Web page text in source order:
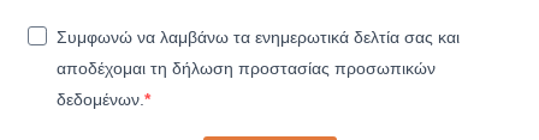
Συμφωνώ να λαμβάνω τα ενημερωτικά δελτία σας και
αποδέχομαι τη δήλωση προστασίας προσωπικών
δεδομένων.